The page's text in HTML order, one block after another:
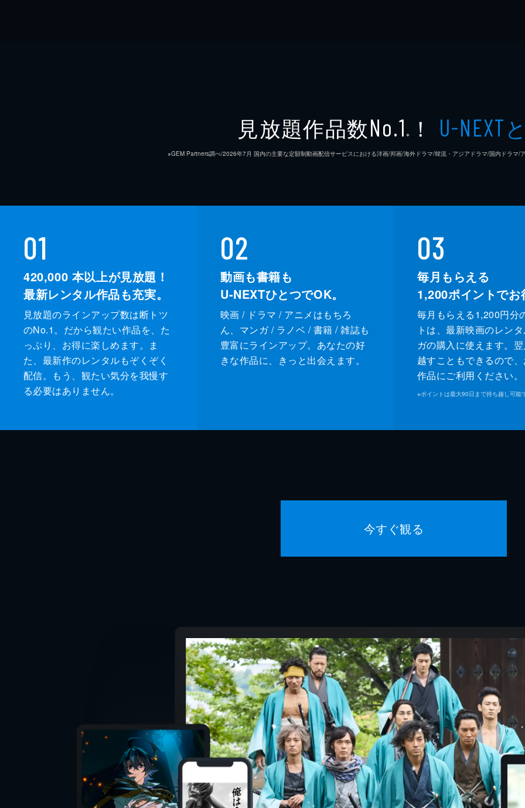
見放題作品数No.1 ※ ！ U-NEXT
※GEM Partners調べ/2026年7⽉ 国内の主要な定額制動画配信サービスにおける洋画/邦画/海外ドラマ/韓流・アジアドラマ/国内ドラマ/
01
420,000 本以上が見放題！
最新レンタル作品も充実。
見放題のラインアップ数は断トツ
のNo.1。だから観たい作品を、た
っぷり、お得に楽しめます。ま
た、最新作のレンタルもぞくぞく
配信。もう、観たい気分を我慢す
る必要はありません。
02
動画も書籍も
U-NEXTひとつでOK。
映画 / ドラマ / アニメはもちろ
ん、マンガ / ラノベ / 書籍 / 雑誌も
豊富にラインアップ。あなたの好
きな作品に、きっと出会えます。
03
毎月もらえる
1,200ポイントでお
毎月もらえる1,200円分
トは、最新映画のレン
ガの購入に使えます。
越すこともできるので
作品にご利用ください。
※ポイントは最大90日まで持ち越し可能
今すぐ観る